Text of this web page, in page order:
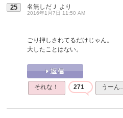
25 名無しだＪ より
2016年1月7日 11:50 AM
ごり押しされてるだけじゃん。
大したことはない。
それな！ 271 うーん